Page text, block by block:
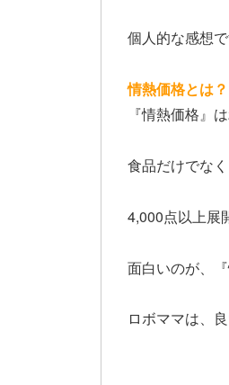
個人的な感想
情熱価格とは？
『情熱価格』
食品だけでな
4,000点以上展
面白いのが、
ロボママは、